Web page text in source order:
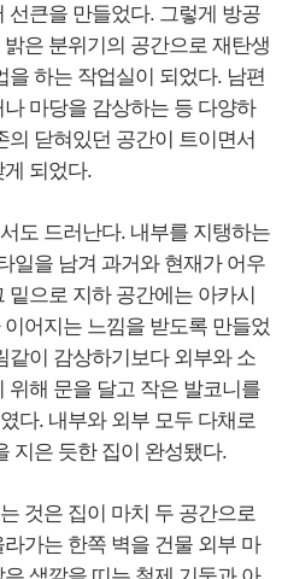
선큰을 만들었다. 그렇게 방공
은 분위기의 공간으로 재탄생
하는 작업실이 되었다. 남편
마당을 감상하는 등 다양하
의 닫혀있던 공간이 트이면서
되었다.
도 드러난다. 내부를 지탱하는
일을 남겨 과거와 현재가 어우
밑으로 지하 공간에는 아카시
어지는 느낌을 받도록 만들었
같이 감상하기보다 외부와 소
위해 문을 달고 작은 발코니를
다. 내부와 외부 모두 다채로
지은 듯한 집이 완성됐다.
것은 집이 마치 두 공간으로
가는 한쪽 벽을 건물 외부 마